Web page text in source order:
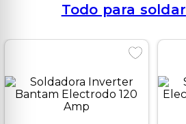
Todo para soldar